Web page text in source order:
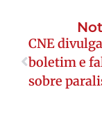
CNE divulga
boletim e
sobre